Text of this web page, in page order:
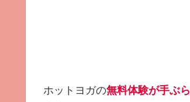
ホットヨガの無料体験が手ぶら